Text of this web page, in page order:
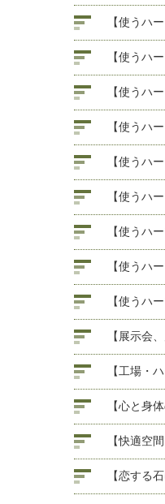
【使うハ
【使うハ
【使うハ
【使うハ
【使うハ
【使うハ
【使うハ
【使うハ
【使うハ
【展示会
【工場・
【心と身
【快適空間
【恋する